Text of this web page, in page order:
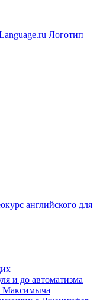
английского для
и до автоматизма
Максимыча